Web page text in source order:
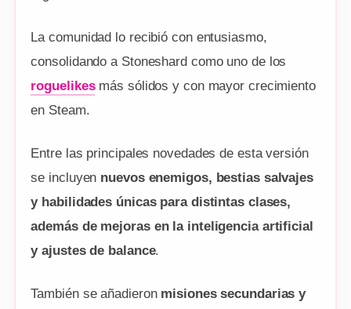
La comunidad lo recibió con entusiasmo,
consolidando a Stoneshard como uno de los
roguelikesmás sólidos y con mayor crecimiento
en Steam.
Entre las principales novedades de esta versión
se incluyen nuevos enemigos, bestias salvajes
y habilidades únicas para distintas clases,
además de mejoras en la inteligencia artificial
y ajustes de balance.
También se añadieron misiones secundarias y